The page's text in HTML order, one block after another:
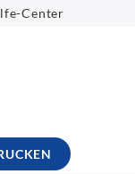
Center